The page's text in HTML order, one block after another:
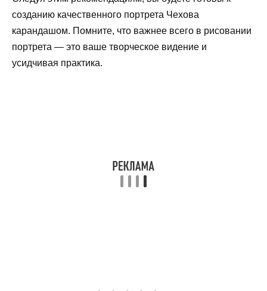
созданию качественного портрета Чехова
карандашом. Помните, что важнее всего в рисовании
портрета — это ваше творческое видение и
усидчивая практика.